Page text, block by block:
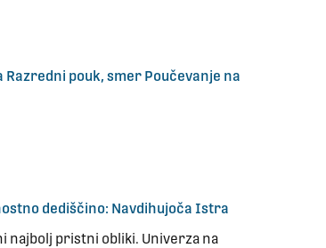
pouk, smer Poučevanje na
dediščino: Navdihujoča Istra
najbolj pristni obliki. Univerza na